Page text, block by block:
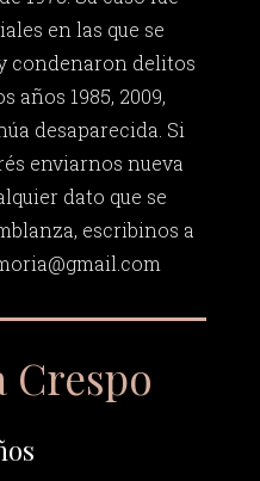
en las que se
condenaron delitos
años 1985, 2009,
desaparecida. Si
enviarnos nueva
dato que se
escribinos a
Crespo